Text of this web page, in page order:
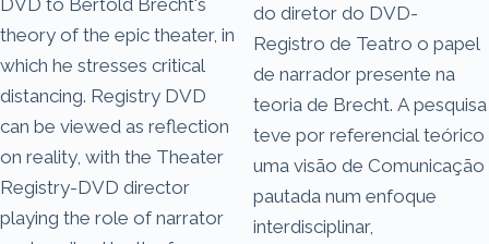
theory of the epic theater, in
which he stresses critical
distancing. Registry DVD
can be viewed as reflection
on reality, with the Theater
Registry-DVD director
playing the role of narrator
do diretor do DVD-
Registro de Teatro o papel
de narrador presente na
teoria de Brecht. A pesquisa
teve por referencial teórico
uma visão de Comunicação
pautada num enfoque
interdisciplinar,